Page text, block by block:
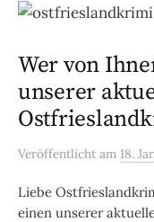
Wer von
unserer
Veröffentlicht am 18.
Liebe
einen unserer